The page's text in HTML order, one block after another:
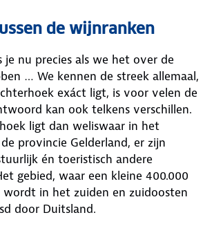
de wijnranken
je nu precies als we het over de
… We kennen de streek allemaal,
exáct ligt, is voor velen de
kan ook telkens verschillen.
ligt dan weliswaar in het
provincie Gelderland, er zijn
én toeristisch andere
gebied, waar een kleine 400.000
wordt in het zuiden en zuidoosten
door Duitsland.